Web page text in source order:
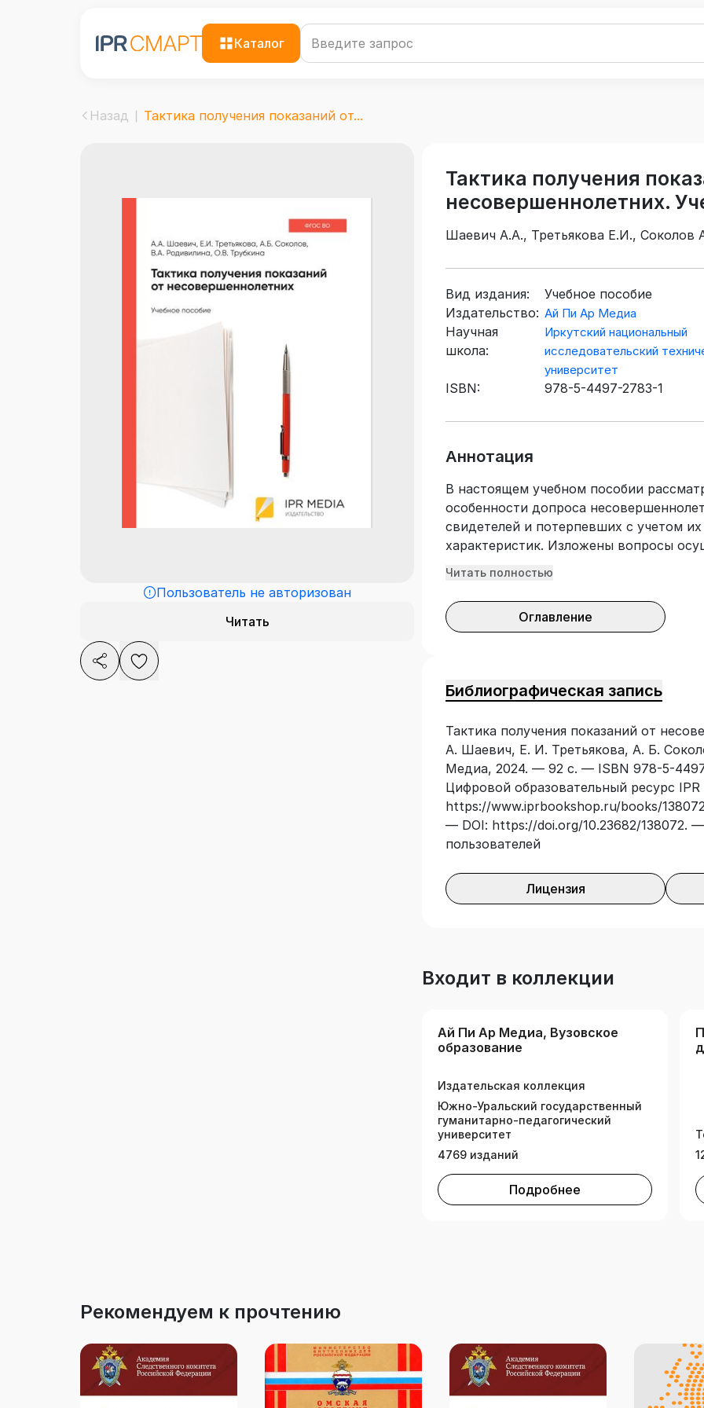
Каталог
Назад Тактика получения показаний от...
Пользователь не авторизован
Читать
Тактика получения
несовершеннолетних.
Шаевич А.А., Третьякова Е.И., Соколов
Вид издания:
Учебное пособие
Издательство: Ай Пи Ар Медиа
Научная
школа:
Иркутский национальный
исследовательский
университет
ISBN: 978-5-4497-2783-1
Аннотация
В настоящем учебном пособии
особенности допроса
свидетелей и потерпевших с учетом
характеристик. Изложены вопросы
видеозаписи допроса
требований Федерального
высшего образования. Учебное пособие
«Методика расследования
уголовных дел в отношении
также для преподавателей,
органов.
Читать полностью
Оглавление
Библиографическая запись
Тактика получения показаний от
А. Шаевич, Е. И. Третьякова, А. Б.
Медиа, 2024. — 92 с. — ISBN 978-5-
Цифровой образовательный ресурс
https://www.iprbookshop.ru/books/
— DOI: https://doi.org/10.23682/138072.
пользователей
Лицензия
Входит в коллекции
Ай Пи Ар Медиа, Вузовское
образование
Издательская коллекция
Южно-Уральский государственный
гуманитарно-педагогический
университет
4769 изданий
Подробнее
Рекомендуем к прочтению